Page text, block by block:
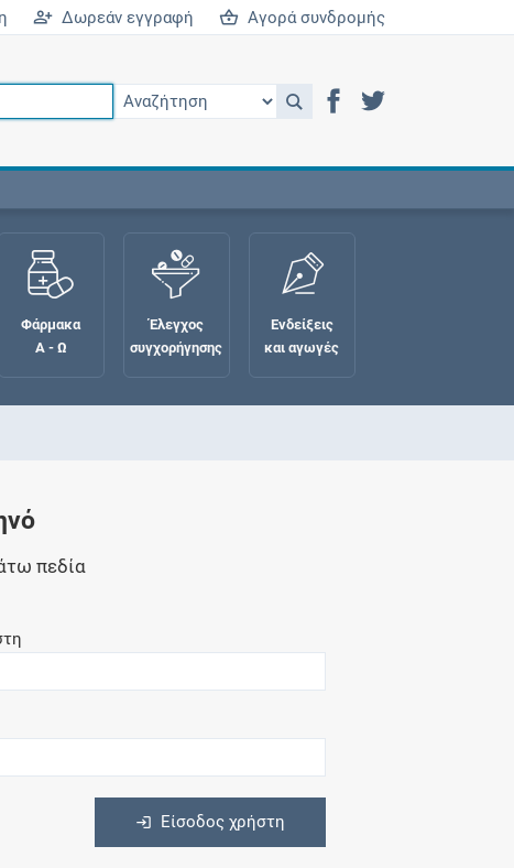
Δωρεάν εγγραφή Αγορά συνδρομής
Φάρμακα
Α - Ω
Έλεγχος
συγχορήγησης
Ενδείξεις
και αγωγές
πεδία
Είσοδος χρήστη